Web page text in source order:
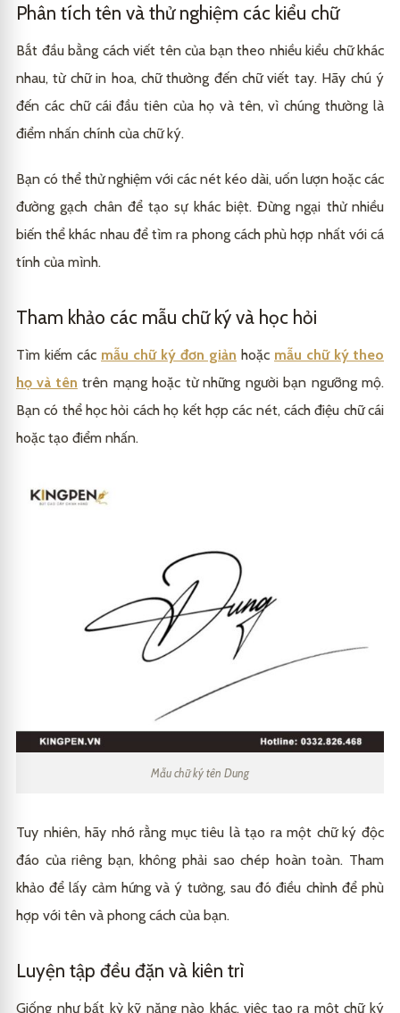
Phân tích tên và thử nghiệm các kiểu chữ
Bắt đầu bằng cách viết tên của bạn theo nhiều kiểu chữ khác
nhau, từ chữ in hoa, chữ thường đến chữ viết tay. Hãy chú ý
đến các chữ cái đầu tiên của họ và tên, vì chúng thường là
điểm nhấn chính của chữ ký.
Bạn có thể thử nghiệm với các nét kéo dài, uốn lượn hoặc các
đường gạch chân để tạo sự khác biệt. Đừng ngại thử nhiều
biến thể khác nhau để tìm ra phong cách phù hợp nhất với cá
tính của mình.
Tham khảo các mẫu chữ ký và học hỏi
Tìm kiếm các mẫu chữ ký đơn giản hoặc mẫu chữ ký theo
họ và tên trên mạng hoặc từ những người bạn ngưỡng mộ.
Bạn có thể học hỏi cách họ kết hợp các nét, cách điệu chữ cái
hoặc tạo điểm nhấn.
Mẫu chữ ký tên Dung
Tuy nhiên, hãy nhớ rằng mục tiêu là tạo ra một chữ ký độc
đáo của riêng bạn, không phải sao chép hoàn toàn. Tham
khảo để lấy cảm hứng và ý tưởng, sau đó điều chỉnh để phù
hợp với tên và phong cách của bạn.
Luyện tập đều đặn và kiên trì
Giống như bất kỳ kỹ năng nào khác, việc tạo ra một chữ ký